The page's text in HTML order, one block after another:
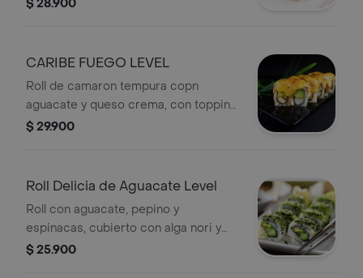
$ 28.900
CARIBE FUEGO LEVEL
Roll de camaron tempura copn
aguacate y queso crema, con topping
de mango picante y mayonesa spicy.
$ 29.900
Roll Delicia de Aguacate Level
Roll con aguacate, pepino y
espinacas, cubierto con alga nori y
semillas. Ideal para quienes disfrutan
$ 25.900